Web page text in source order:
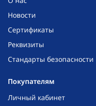
Новости
Сертификаты
Реквизиты
Стандарты безопасности
Покупателям
Личный кабинет